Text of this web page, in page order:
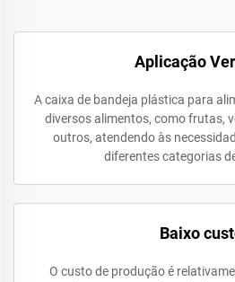
Aplicação
A caixa de bandeja plástica para
diversos alimentos, como frutas,
outros, atendendo às
diferentes categorias
Baixo
O custo de produção é